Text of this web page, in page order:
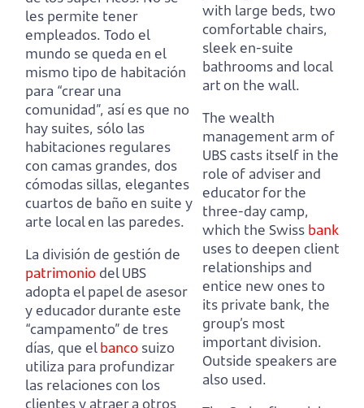
les permite tener
empleados. Todo el
mundo se queda en el
mismo tipo de habitación
para “crear una
comunidad”, así es que no
hay suites, sólo las
habitaciones regulares
con camas grandes, dos
cómodas sillas, elegantes
cuartos de baño en suite y
arte local en las paredes.
La división de gestión de
patrimonio del UBS
adopta el papel de asesor
y educador durante este
“campamento” de tres
días, que elbanco suizo
utiliza para profundizar
las relaciones con los
clientes y atraer a otros
with large beds, two
comfortable chairs,
sleek en-suite
bathrooms and local
art on the wall.
The wealth
management arm of
UBS casts itself in the
role of adviser and
educator for the
three-day camp,
which the Swiss bank
uses to deepen client
relationships and
entice new ones to
its private bank, the
group’s most
important division.
Outside speakers are
also used.